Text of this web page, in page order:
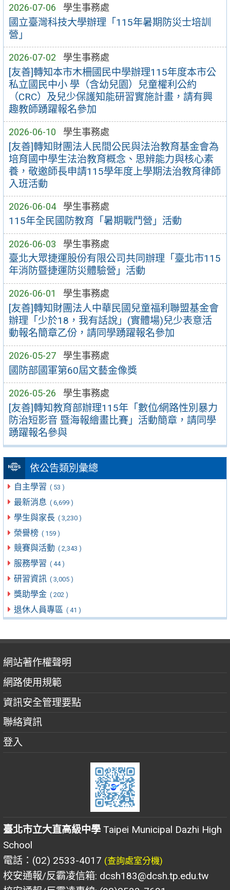
2026-07-06 學生事務處
國立臺灣科技大學辦理「115年暑期防災士培訓
營」
2026-07-02 學生事務處
[友善]轉知本市木柵國民中學辦理115年度本市公
私立國民中小 學（含幼兒園）兒童權利公約
（CRC）及兒少保護知能研習實施計畫，請有興
趣教師踴躍報名參加
2026-06-10 學生事務處
[友善]轉知財團法人民間公民與法治教育基金會為
培育國中學生法治教育概念、思辨能力與核心素
養，敬邀師長申請115學年度上學期法治教育律師
入班活動
2026-06-04 學生事務處
115年全民國防教育「暑期戰鬥營」活動
2026-06-03 學生事務處
臺北大眾捷運股份有限公司共同辦理「臺北市115
年消防暨捷運防災體驗營」活動
2026-06-01 學生事務處
[友善]轉知財團法人中華民國兒童福利聯盟基金會
辦理「少於18，我有話說」(實體場)兒少表意活
動報名簡章乙份，請同學踴躍報名參加
2026-05-27 學生事務處
國防部國軍第60屆文藝金像獎
2026-05-26 學生事務處
[友善]轉知教育部辦理115年「數位∕網路性別暴力
防治短影音 暨海報繪畫比賽」活動簡章，請同學
踴躍報名參與
依公告類別彙總
自主學習 ( 53 )
最新消息 ( 6,699 )
學生與家長 ( 3,230 )
榮譽榜 ( 159 )
競賽與活動 ( 2,343 )
服務學習 ( 44 )
研習資訊 ( 3,005 )
獎助學金 ( 202 )
退休人員專區 ( 41 )
網站著作權聲明
網路使用規範
資訊安全管理要點
聯絡資訊
登入
臺北市立大直高級中學 Taipei Municipal Dazhi High
School
電話：(02) 2533-4017 (查詢處室分機)
校安通報/反霸凌信箱: dcsh183@dcsh.tp.edu.tw